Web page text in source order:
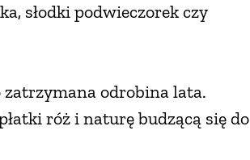
słodki podwieczorek czy
odrobina lata.
róż i naturę budzącą się do